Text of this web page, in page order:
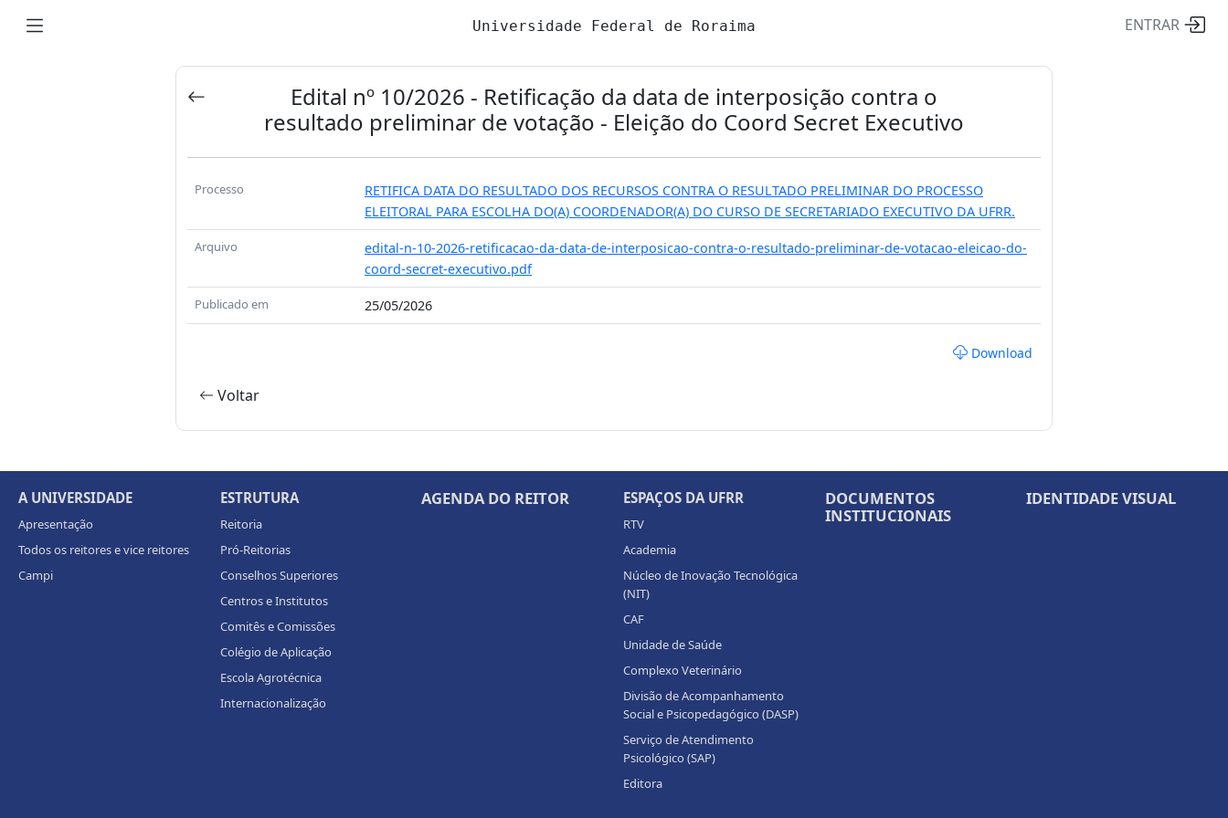
Universidade Federal de Roraima ENTRAR
Edital nº 10/2026 - Retificação da data de interposição contra o
resultado preliminar de votação - Eleição do Coord Secret Executivo
Processo
RETIFICA DATA DO RESULTADO DOS RECURSOS CONTRA O RESULTADO PRELIMINAR DO PROCESSO
ELEITORAL PARA ESCOLHA DO(A) COORDENADOR(A) DO CURSO DE SECRETARIADO EXECUTIVO DA UFRR.
Arquivo
edital-n-10-2026-retificacao-da-data-de-interposicao-contra-o-resultado-preliminar-de-votacao-eleicao-do-
coord-secret-executivo.pdf
Publicado em 25/05/2026
Download
Voltar
A UNIVERSIDADE
Apresentação
Todos os reitores e vice reitores
Campi
ESTRUTURA
Reitoria
Pró-Reitorias
Conselhos Superiores
Centros e Institutos
Comitês e Comissões
Colégio de Aplicação
Escola Agrotécnica
Internacionalização
AGENDA DO REITOR ESPAÇOS DA UFRR
RTV
Academia
Núcleo de Inovação Tecnológica
(NIT)
CAF
Unidade de Saúde
Complexo Veterinário
Divisão de Acompanhamento
Social e Psicopedagógico (DASP)
Serviço de Atendimento
Psicológico (SAP)
Editora
DOCUMENTOS
INSTITUCIONAIS
IDENTIDADE VISUAL